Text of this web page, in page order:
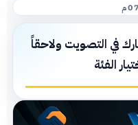
في التصويت ولاحقاً
الفئة